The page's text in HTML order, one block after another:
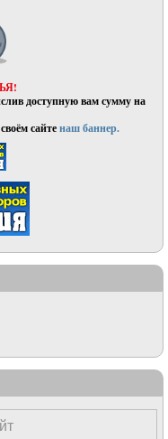
доступную вам сумму на
сайтенаш баннер.